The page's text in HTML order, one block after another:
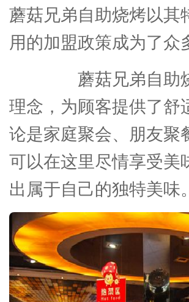
蘑菇兄弟自助烧烤以其
用的加盟政策成为了众
蘑菇兄弟自助
理念，为顾客提供了舒
论是家庭聚会、朋友聚
可以在这里尽情享受美
出属于自己的独特美味。